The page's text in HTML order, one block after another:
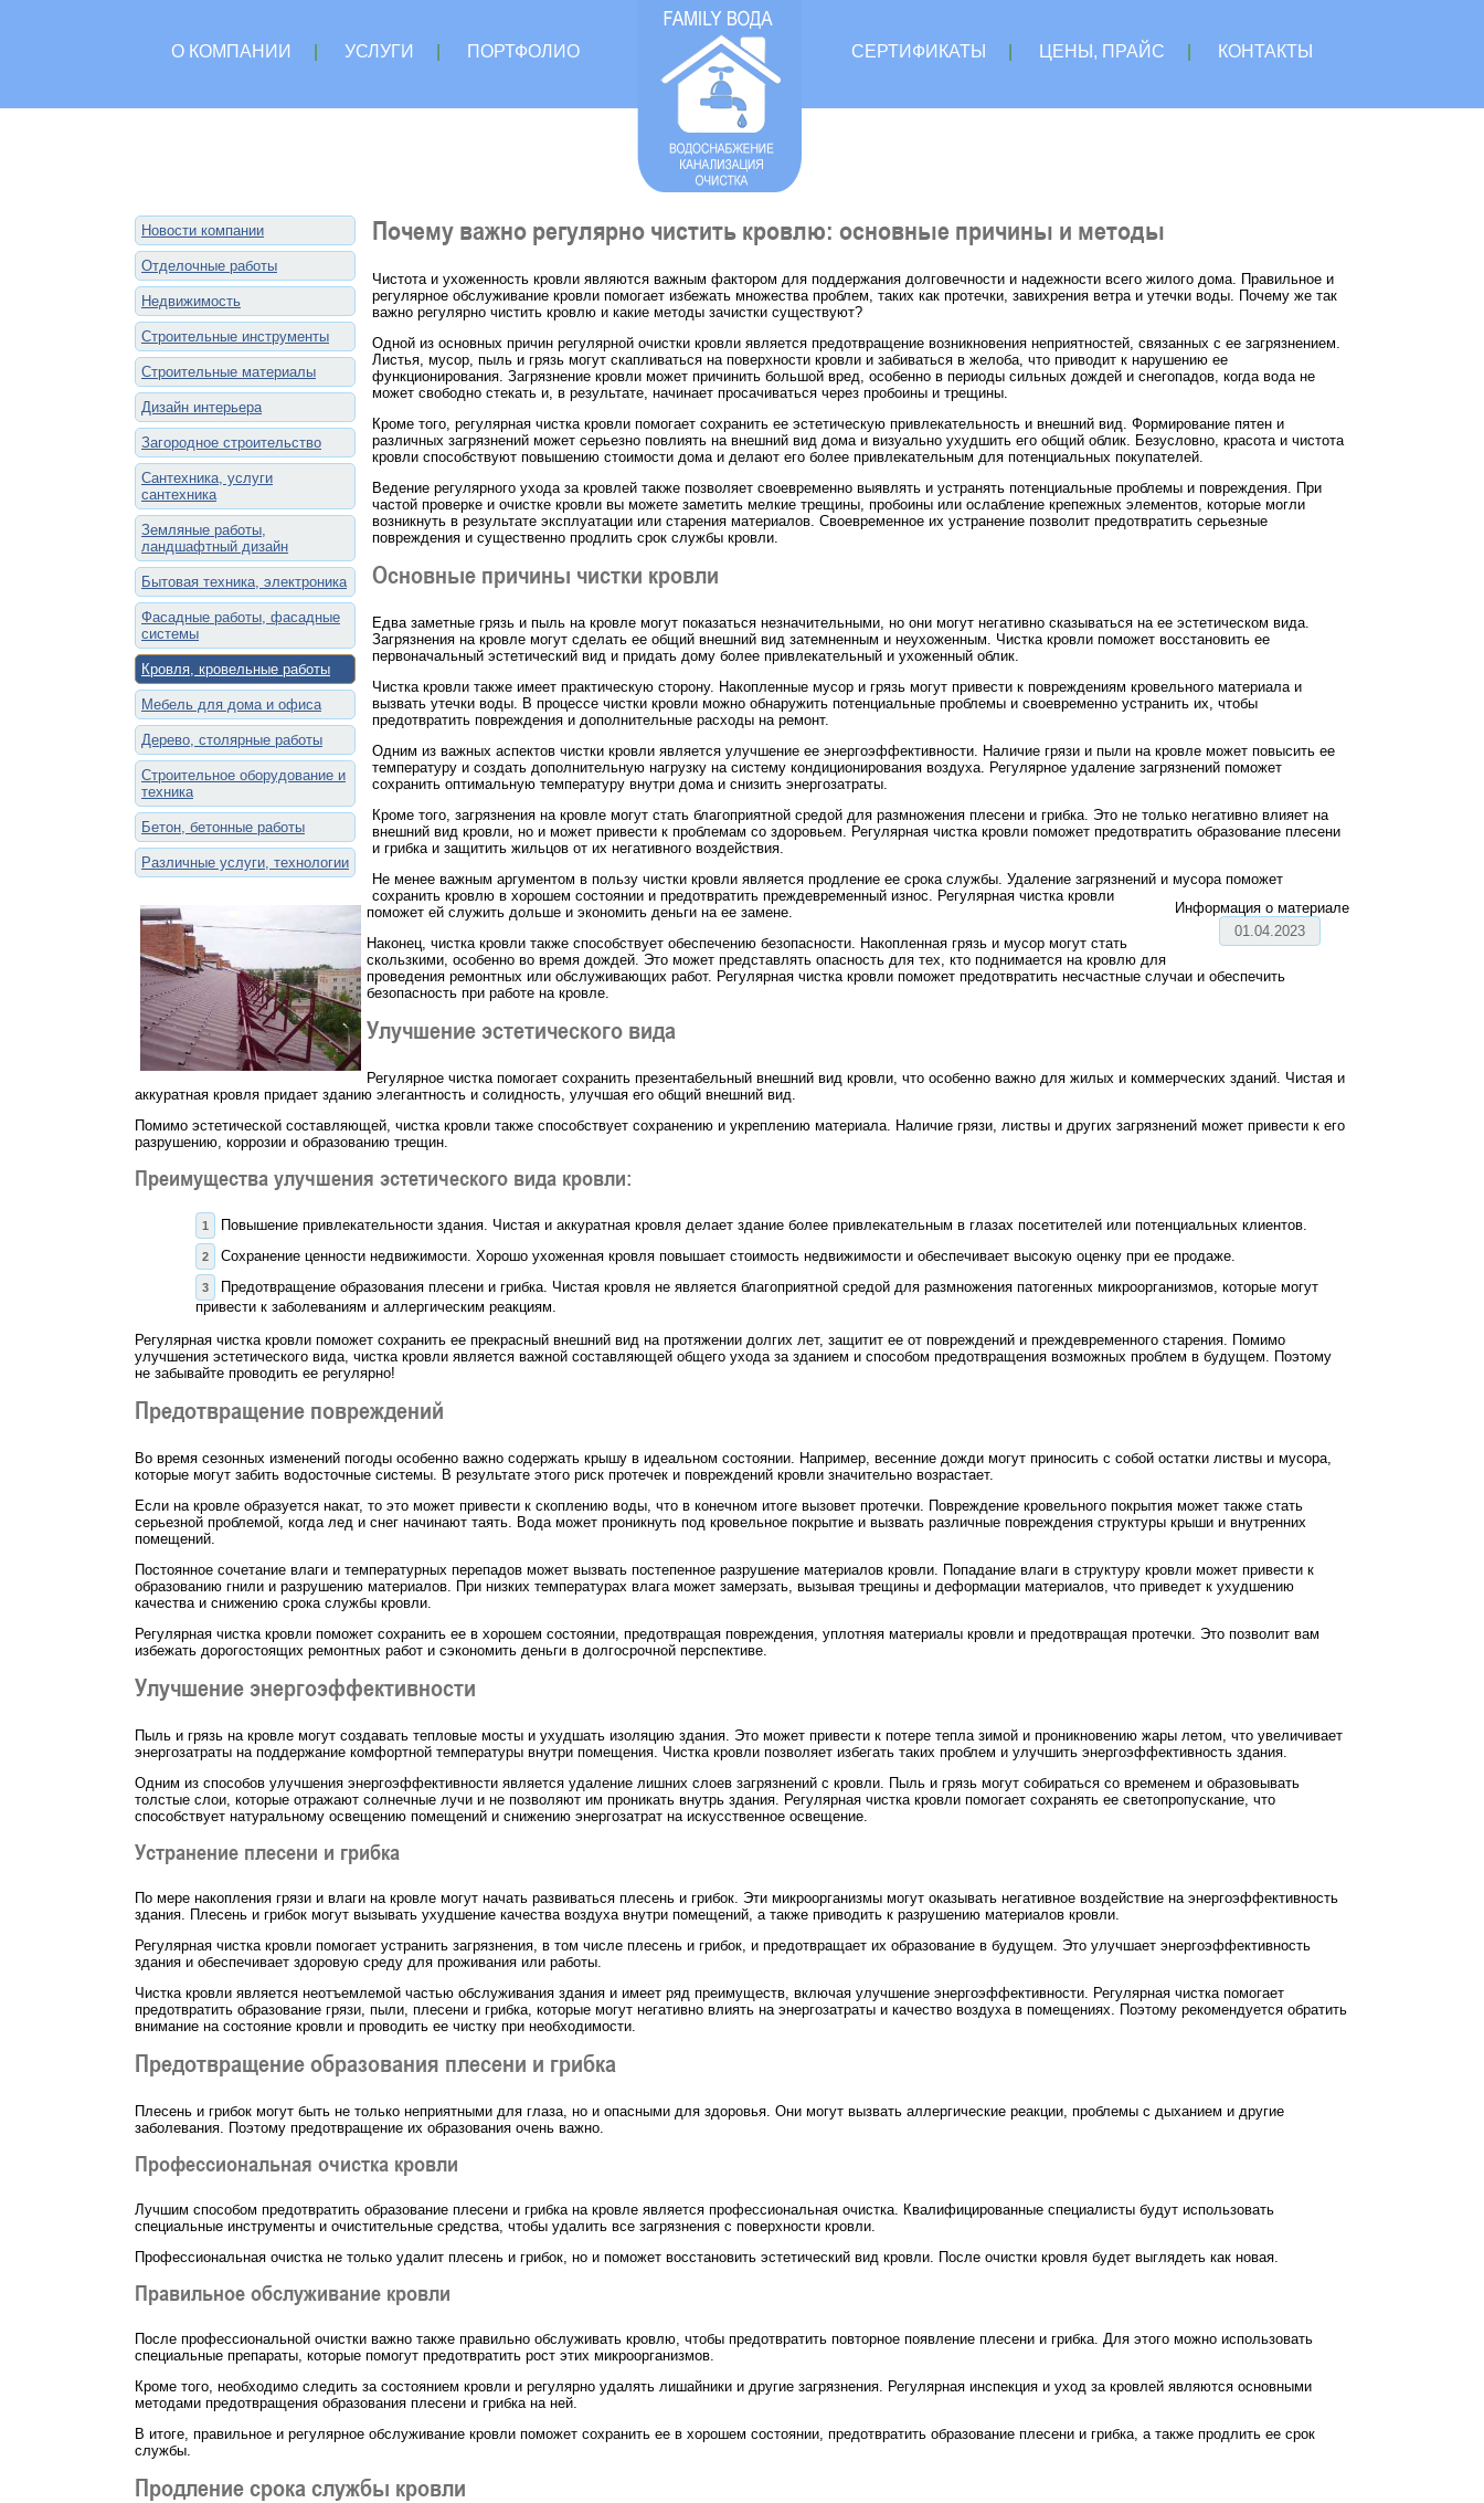
О КОМПАНИИ УСЛУГИ ПОРТФОЛИО СЕРТИФИКАТЫ ЦЕНЫ, ПРАЙС КОНТАКТЫ
Новости компании
Отделочные работы
Недвижимость
Строительные инструменты
Строительные материалы
Дизайн интерьера
Загородное строительство
Сантехника, услуги
сантехника
Земляные работы,
ландшафтный дизайн
Бытовая техника, электроника
Фасадные работы, фасадные
системы
Кровля, кровельные работы
Мебель для дома и офиса
Дерево, столярные работы
Строительное оборудование и
техника
Бетон, бетонные работы
Различные услуги, технологии
Почему важно регулярно чистить кровлю: основные причины и методы
Информация о материале
01.04.2023
Чистота и ухоженность кровли являются важным фактором для поддержания долговечности и надежности всего жилого дома. Правильное и
регулярное обслуживание кровли помогает избежать множества проблем, таких как протечки, завихрения ветра и утечки воды. Почему же так
важно регулярно чистить кровлю и какие методы зачистки существуют?
Одной из основных причин регулярной очистки кровли является предотвращение возникновения неприятностей, связанных с ее загрязнением.
Листья, мусор, пыль и грязь могут скапливаться на поверхности кровли и забиваться в желоба, что приводит к нарушению ее
функционирования. Загрязнение кровли может причинить большой вред, особенно в периоды сильных дождей и снегопадов, когда вода не
может свободно стекать и, в результате, начинает просачиваться через пробоины и трещины.
Кроме того, регулярная чистка кровли помогает сохранить ее эстетическую привлекательность и внешний вид. Формирование пятен и
различных загрязнений может серьезно повлиять на внешний вид дома и визуально ухудшить его общий облик. Безусловно, красота и чистота
кровли способствуют повышению стоимости дома и делают его более привлекательным для потенциальных покупателей.
Ведение регулярного ухода за кровлей также позволяет своевременно выявлять и устранять потенциальные проблемы и повреждения. При
частой проверке и очистке кровли вы можете заметить мелкие трещины, пробоины или ослабление крепежных элементов, которые могли
возникнуть в результате эксплуатации или старения материалов. Своевременное их устранение позволит предотвратить серьезные
повреждения и существенно продлить срок службы кровли.
Основные причины чистки кровли
Едва заметные грязь и пыль на кровле могут показаться незначительными, но они могут негативно сказываться на ее эстетическом вида.
Загрязнения на кровле могут сделать ее общий внешний вид затемненным и неухоженным. Чистка кровли поможет восстановить ее
первоначальный эстетический вид и придать дому более привлекательный и ухоженный облик.
Чистка кровли также имеет практическую сторону. Накопленные мусор и грязь могут привести к повреждениям кровельного материала и
вызвать утечки воды. В процессе чистки кровли можно обнаружить потенциальные проблемы и своевременно устранить их, чтобы
предотвратить повреждения и дополнительные расходы на ремонт.
Одним из важных аспектов чистки кровли является улучшение ее энергоэффективности. Наличие грязи и пыли на кровле может повысить ее
температуру и создать дополнительную нагрузку на систему кондиционирования воздуха. Регулярное удаление загрязнений поможет
сохранить оптимальную температуру внутри дома и снизить энергозатраты.
Кроме того, загрязнения на кровле могут стать благоприятной средой для размножения плесени и грибка. Это не только негативно влияет на
внешний вид кровли, но и может привести к проблемам со здоровьем. Регулярная чистка кровли поможет предотвратить образование плесени
и грибка и защитить жильцов от их негативного воздействия.
Не менее важным аргументом в пользу чистки кровли является продление ее срока службы. Удаление загрязнений и мусора поможет
сохранить кровлю в хорошем состоянии и предотвратить преждевременный износ. Регулярная чистка кровли
поможет ей служить дольше и экономить деньги на ее замене.
Наконец, чистка кровли также способствует обеспечению безопасности. Накопленная грязь и мусор могут стать
скользкими, особенно во время дождей. Это может представлять опасность для тех, кто поднимается на кровлю для
проведения ремонтных или обслуживающих работ. Регулярная чистка кровли поможет предотвратить несчастные случаи и обеспечить
безопасность при работе на кровле.
Улучшение эстетического вида
Регулярное чистка помогает сохранить презентабельный внешний вид кровли, что особенно важно для жилых и коммерческих зданий. Чистая и
аккуратная кровля придает зданию элегантность и солидность, улучшая его общий внешний вид.
Помимо эстетической составляющей, чистка кровли также способствует сохранению и укреплению материала. Наличие грязи, листвы и других загрязнений может привести к его
разрушению, коррозии и образованию трещин.
Преимущества улучшения эстетического вида кровли:
Повышение привлекательности здания. Чистая и аккуратная кровля делает здание более привлекательным в глазах посетителей или потенциальных клиентов.
Сохранение ценности недвижимости. Хорошо ухоженная кровля повышает стоимость недвижимости и обеспечивает высокую оценку при ее продаже.
Предотвращение образования плесени и грибка. Чистая кровля не является благоприятной средой для размножения патогенных микроорганизмов, которые могут
привести к заболеваниям и аллергическим реакциям.
Регулярная чистка кровли поможет сохранить ее прекрасный внешний вид на протяжении долгих лет, защитит ее от повреждений и преждевременного старения. Помимо
улучшения эстетического вида, чистка кровли является важной составляющей общего ухода за зданием и способом предотвращения возможных проблем в будущем. Поэтому
не забывайте проводить ее регулярно!
Предотвращение повреждений
Во время сезонных изменений погоды особенно важно содержать крышу в идеальном состоянии. Например, весенние дожди могут приносить с собой остатки листвы и мусора,
которые могут забить водосточные системы. В результате этого риск протечек и повреждений кровли значительно возрастает.
Если на кровле образуется накат, то это может привести к скоплению воды, что в конечном итоге вызовет протечки. Повреждение кровельного покрытия может также стать
серьезной проблемой, когда лед и снег начинают таять. Вода может проникнуть под кровельное покрытие и вызвать различные повреждения структуры крыши и внутренних
помещений.
Постоянное сочетание влаги и температурных перепадов может вызвать постепенное разрушение материалов кровли. Попадание влаги в структуру кровли может привести к
образованию гнили и разрушению материалов. При низких температурах влага может замерзать, вызывая трещины и деформации материалов, что приведет к ухудшению
качества и снижению срока службы кровли.
Регулярная чистка кровли поможет сохранить ее в хорошем состоянии, предотвращая повреждения, уплотняя материалы кровли и предотвращая протечки. Это позволит вам
избежать дорогостоящих ремонтных работ и сэкономить деньги в долгосрочной перспективе.
Улучшение энергоэффективности
Пыль и грязь на кровле могут создавать тепловые мосты и ухудшать изоляцию здания. Это может привести к потере тепла зимой и проникновению жары летом, что увеличивает
энергозатраты на поддержание комфортной температуры внутри помещения. Чистка кровли позволяет избегать таких проблем и улучшить энергоэффективность здания.
Одним из способов улучшения энергоэффективности является удаление лишних слоев загрязнений с кровли. Пыль и грязь могут собираться со временем и образовывать
толстые слои, которые отражают солнечные лучи и не позволяют им проникать внутрь здания. Регулярная чистка кровли помогает сохранять ее светопропускание, что
способствует натуральному освещению помещений и снижению энергозатрат на искусственное освещение.
Устранение плесени и грибка
По мере накопления грязи и влаги на кровле могут начать развиваться плесень и грибок. Эти микроорганизмы могут оказывать негативное воздействие на энергоэффективность
здания. Плесень и грибок могут вызывать ухудшение качества воздуха внутри помещений, а также приводить к разрушению материалов кровли.
Регулярная чистка кровли помогает устранить загрязнения, в том числе плесень и грибок, и предотвращает их образование в будущем. Это улучшает энергоэффективность
здания и обеспечивает здоровую среду для проживания или работы.
Чистка кровли является неотъемлемой частью обслуживания здания и имеет ряд преимуществ, включая улучшение энергоэффективности. Регулярная чистка помогает
предотвратить образование грязи, пыли, плесени и грибка, которые могут негативно влиять на энергозатраты и качество воздуха в помещениях. Поэтому рекомендуется обратить
внимание на состояние кровли и проводить ее чистку при необходимости.
Предотвращение образования плесени и грибка
Плесень и грибок могут быть не только неприятными для глаза, но и опасными для здоровья. Они могут вызвать аллергические реакции, проблемы с дыханием и другие
заболевания. Поэтому предотвращение их образования очень важно.
Профессиональная очистка кровли
Лучшим способом предотвратить образование плесени и грибка на кровле является профессиональная очистка. Квалифицированные специалисты будут использовать
специальные инструменты и очистительные средства, чтобы удалить все загрязнения с поверхности кровли.
Профессиональная очистка не только удалит плесень и грибок, но и поможет восстановить эстетический вид кровли. После очистки кровля будет выглядеть как новая.
Правильное обслуживание кровли
После профессиональной очистки важно также правильно обслуживать кровлю, чтобы предотвратить повторное появление плесени и грибка. Для этого можно использовать
специальные препараты, которые помогут предотвратить рост этих микроорганизмов.
Кроме того, необходимо следить за состоянием кровли и регулярно удалять лишайники и другие загрязнения. Регулярная инспекция и уход за кровлей являются основными
методами предотвращения образования плесени и грибка на ней.
В итоге, правильное и регулярное обслуживание кровли поможет сохранить ее в хорошем состоянии, предотвратить образование плесени и грибка, а также продлить ее срок
службы.
Продление срока службы кровли